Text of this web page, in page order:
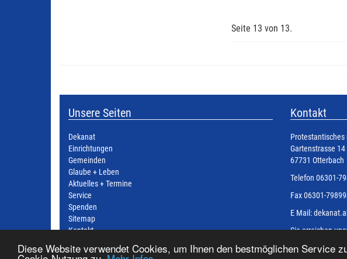
Diese Website verwendet Cookies, um Ihnen den bestmöglichen Service
Seite 13 von 13.
Unsere Seiten
Dekanat
Einrichtungen
Gemeinden
Glaube + Leben
Aktuelles + Termine
Service
Spenden
Sitemap
Kontakt
Impressum
Kontakt
Gartenstrasse 14
67731 Otterbach
Telefon 06301-
Fax 06301-
E Mail:
Sie erreichen uns:
Absprache